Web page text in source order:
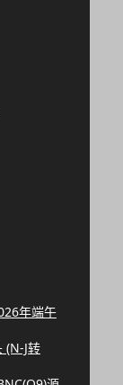
年端午
(N-J转